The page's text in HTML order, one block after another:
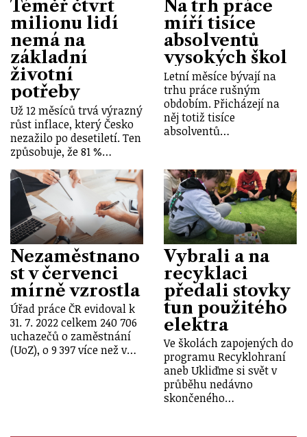
Téměř čtvrt
milionu lidí
nemá na
základní
životní
potřeby
Už 12 měsíců trvá výrazný
růst inflace, který Česko
nezažilo po desetiletí. Ten
způsobuje, že 81 %…
Na trh práce
míří tisíce
absolventů
vysokých škol
Letní měsíce bývají na
trhu práce rušným
obdobím. Přicházejí na
něj totiž tisíce
absolventů…
Nezaměstnano
st v červenci
mírně vzrostla
Úřad práce ČR evidoval k
31. 7. 2022 celkem 240 706
uchazečů o zaměstnání
(UoZ), o 9 397 více než v…
Vybrali a na
recyklaci
předali stovky
tun použitého
elektra
Ve školách zapojených do
programu Recyklohraní
aneb Ukliďme si svět v
průběhu nedávno
skončeného…